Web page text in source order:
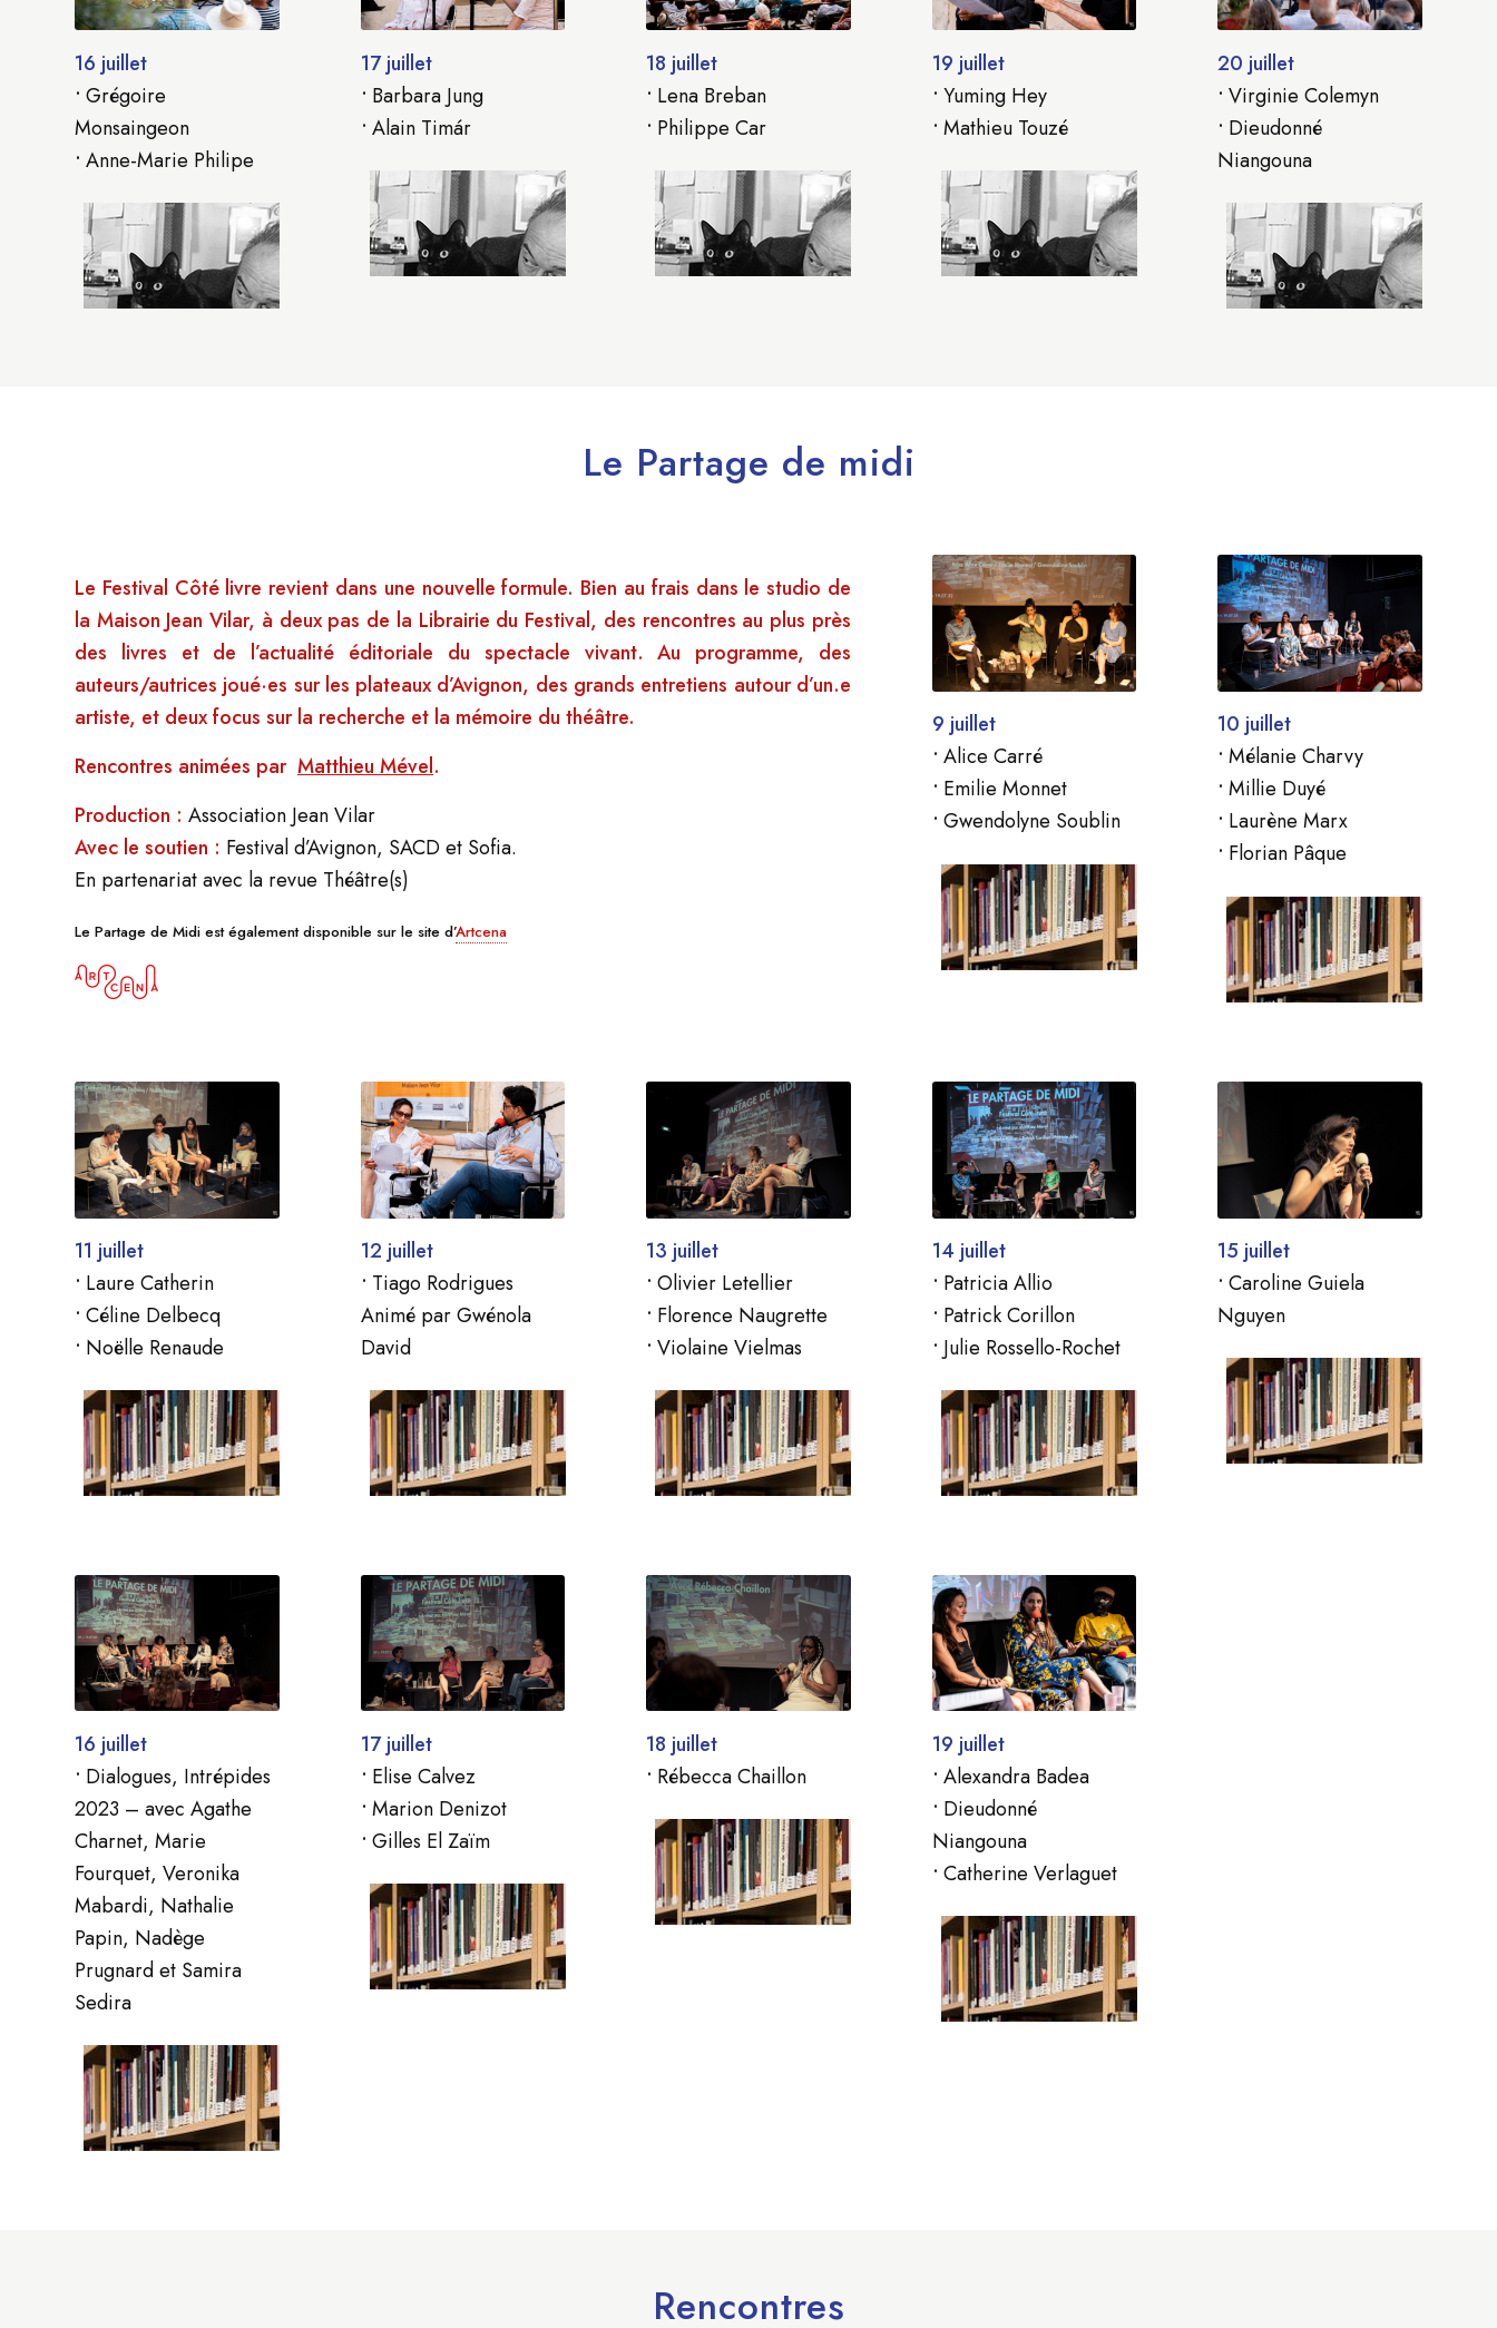
16 juillet
• Grégoire
Monsaingeon
• Anne-Marie Philipe
17 juillet
• Barbara Jung
• Alain Timár
18 juillet
• Lena Breban
• Philippe Car
19 juillet
• Yuming Hey
• Mathieu Touzé
20 juillet
• Virginie Colemyn
• Dieudonné
Niangouna
Le Partage de midi
Le Festival Côté livre revient dans une nouvelle formule. Bien au frais dans le studio de
la Maison Jean Vilar, à deux pas de la Librairie du Festival, des rencontres au plus près
des livres et de l’actualité éditoriale du spectacle vivant. Au programme, des
auteurs/autrices joué·es sur les plateaux d’Avignon, des grands entretiens autour d’un.e
artiste, et deux focus sur la recherche et la mémoire du théâtre.
Rencontres animées par Matthieu Mével.
Production : Association Jean Vilar
Avec le soutien : Festival d’Avignon, SACD et Sofia.
En partenariat avec la revue Théâtre(s)
Le Partage de Midi est également disponible sur le site d’Artcena
9 juillet
• Alice Carré
• Emilie Monnet
• Gwendolyne Soublin
10 juillet
•Mélanie Charvy
•Millie Duyé
• Laurène Marx
• Florian Pâque
11 juillet
• Laure Catherin
• Céline Delbecq
• Noëlle Renaude
12 juillet
• Tiago Rodrigues
Animé par Gwénola
David
13 juillet
• Olivier Letellier
• Florence Naugrette
• Violaine Vielmas
14 juillet
• Patricia Allio
• Patrick Corillon
• Julie Rossello-Rochet
15 juillet
• Caroline Guiela
Nguyen
16 juillet
• Dialogues, Intrépides
2023 – avec Agathe
Charnet, Marie
Fourquet, Veronika
Mabardi, Nathalie
Papin, Nadège
Prugnard et Samira
Sedira
17 juillet
• Elise Calvez
• Marion Denizot
• Gilles El Zaïm
18 juillet
• Rébecca Chaillon
19 juillet
• Alexandra Badea
• Dieudonné
Niangouna
• Catherine Verlaguet
Rencontres